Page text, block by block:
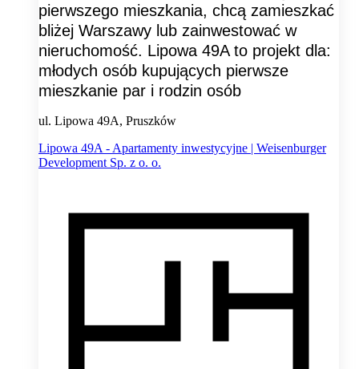
pierwszego mieszkania, chcą zamieszkać
bliżej Warszawy lub zainwestować w
nieruchomość. Lipowa 49A to projekt dla:
młodych osób kupujących pierwsze
mieszkanie par i rodzin osób
ul. Lipowa 49A, Pruszków
Lipowa 49A - Apartamenty inwestycyjne | Weisenburger
Development Sp. z o. o.